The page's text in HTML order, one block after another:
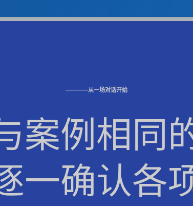
从一场对话开始
案例相同
一确认各